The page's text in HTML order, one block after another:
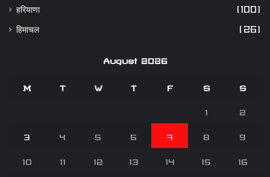
हरियाणा (100)
हिमाचल (26)
August 2026
M T W T F S S
1 2
3 4 5 6 7 8 9
10 11 12 13 14 15 16